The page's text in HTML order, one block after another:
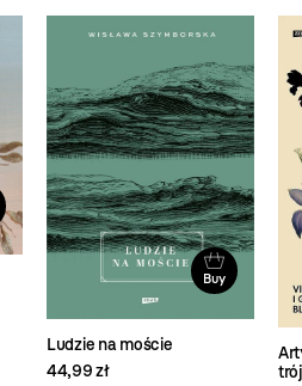
Buy
Ludzie na moście
44,99 zł